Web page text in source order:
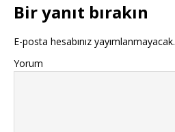
Bir yanıt bırakın
E-posta hesabınız yayımlanmayacak.
Yorum